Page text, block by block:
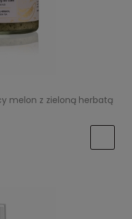
melon z zieloną herbatą